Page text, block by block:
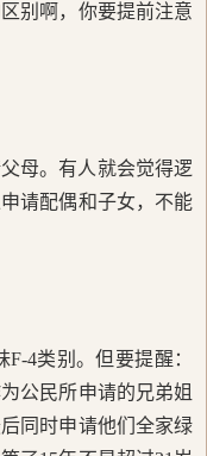
别啊，你要提前注意
母。有人就会觉得逻
请配偶和子女，不能
4类别。但要提醒：
公民所申请的兄弟姐
同时申请他们全家绿